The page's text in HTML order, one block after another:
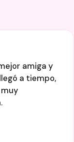
amiga y
a tiempo,